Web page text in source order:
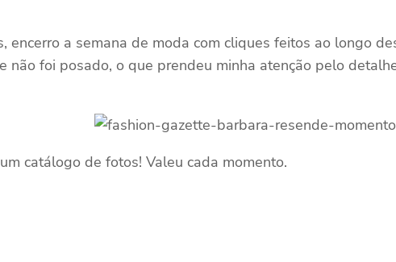
encerro a semana de moda com cliques feitos ao longo
não foi posado, o que prendeu minha atenção pelo
catálogo de fotos! Valeu cada momento.